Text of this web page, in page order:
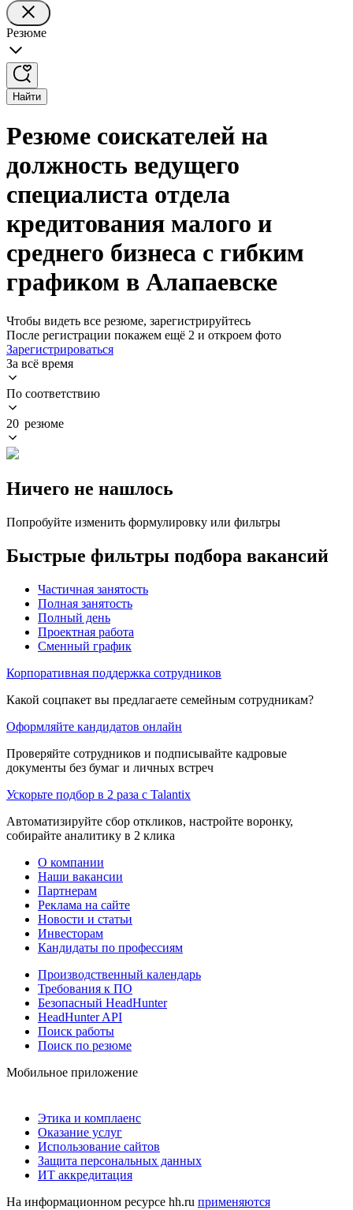
Резюме
Найти
Резюме соискателей на
должность ведущего
специалиста отдела
кредитования малого и
среднего бизнеса с гибким
графиком в Алапаевске
Чтобы видеть все резюме, зарегистрируйтесь
После регистрации покажем ещё 2 и откроем фото
Зарегистрироваться
За всё время
По соответствию
20 резюме
Ничего не нашлось
Попробуйте изменить формулировку или фильтры
Быстрые фильтры подбора вакансий
Частичная занятость
Полная занятость
Полный день
Проектная работа
Сменный график
Корпоративная поддержка сотрудников
Какой соцпакет вы предлагаете семейным сотрудникам?
Оформляйте кандидатов онлайн
Проверяйте сотрудников и подписывайте кадровые
документы без бумаг и личных встреч
Ускорьте подбор в 2 раза с Talantix
Автоматизируйте сбор откликов, настройте воронку,
собирайте аналитику в 2 клика
О компании
Наши вакансии
Партнерам
Реклама на сайте
Новости и статьи
Инвесторам
Кандидаты по профессиям
Производственный календарь
Требования к ПО
Безопасный HeadHunter
HeadHunter API
Поиск работы
Поиск по резюме
Мобильное приложение
Этика и комплаенс
Оказание услуг
Использование сайтов
Защита персональных данных
ИТ аккредитация
На информационном ресурсе hh.ru применяются